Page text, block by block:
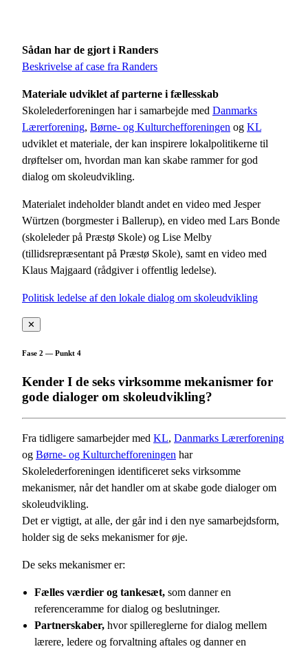
Sådan har de gjort i Randers
Beskrivelse af case fra Randers
Materiale udviklet af parterne i fællesskab
Skolelederforeningen har i samarbejde med Danmarks
Lærerforening, Børne- og Kulturchefforeningen og KL
udviklet et materiale, der kan inspirere lokalpolitikerne til
drøftelser om, hvordan man kan skabe rammer for god
dialog om skoleudvikling.
Materialet indeholder blandt andet en video med Jesper
Würtzen (borgmester i Ballerup), en video med Lars Bonde
(skoleleder på Præstø Skole) og Lise Melby
(tillidsrepræsentant på Præstø Skole), samt en video med
Klaus Majgaard (rådgiver i offentlig ledelse).
Politisk ledelse af den lokale dialog om skoleudvikling
✕
Fase 2 — Punkt 4
Kender I de seks virksomme mekanismer for
gode dialoger om skoleudvikling?
Fra tidligere samarbejder med KL, Danmarks Lærerforening
og Børne- og Kulturchefforeningen har
Skolelederforeningen identificeret seks virksomme
mekanismer, når det handler om at skabe gode dialoger om
skoleudvikling.
Det er vigtigt, at alle, der går ind i den nye samarbejdsform,
holder sig de seks mekanismer for øje.
De seks mekanismer er:
Fælles værdier og tankesæt, som danner en
referenceramme for dialog og beslutninger.
Partnerskaber, hvor spillereglerne for dialog mellem
lærere, ledere og forvaltning aftales og danner en